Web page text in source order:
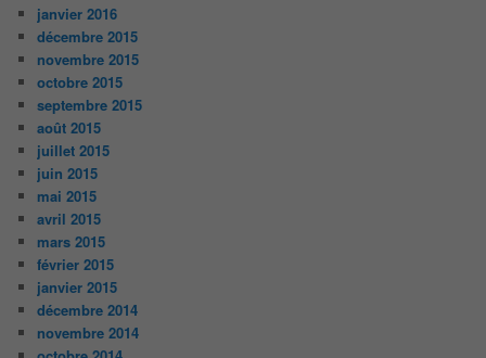
janvier 2016
décembre 2015
novembre 2015
octobre 2015
septembre 2015
août 2015
juillet 2015
juin 2015
mai 2015
avril 2015
mars 2015
février 2015
janvier 2015
décembre 2014
novembre 2014